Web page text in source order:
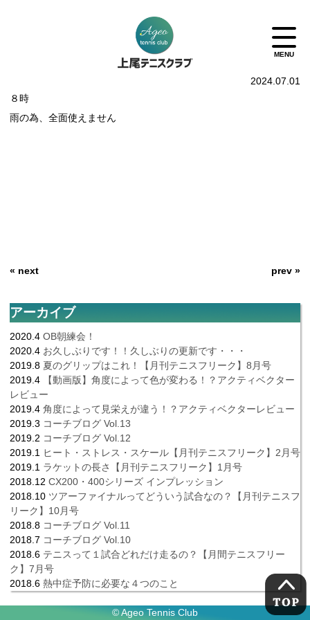
2024.07.01
８時
雨の為、全面使えません
« next prev »
アーカイブ
2020.4 OB朝練会！
2020.4 お久しぶりです！！久しぶりの更新です・・・
2019.8 夏のグリップはこれ！【月刊テニスフリーク】8月号
2019.4
【動画版】角度によって色が変わる！？アクティベクター
レビュー
2019.4 角度によって見栄えが違う！？アクティベクターレビュー
2019.3 コーチブログ Vol.13
2019.2 コーチブログ Vol.12
2019.1 ヒート・ストレス・スケール【月刊テニスフリーク】2月号
2019.1 ラケットの長さ【月刊テニスフリーク】1月号
2018.12 CX200・400シリーズ インプレッション
2018.10 ツアーファイナルってどういう試合なの？【月刊テニスフ
リーク】10月号
2018.8 コーチブログ Vol.11
2018.7 コーチブログ Vol.10
2018.6 テニスって１試合どれだけ走るの？【月間テニスフリー
ク】7月号
2018.6 熱中症予防に必要な４つのこと
© Ageo Tennis Club